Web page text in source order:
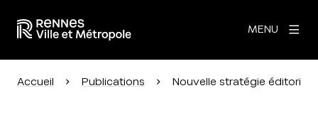
MENU
Accueil Publications Nouvelle stratégie